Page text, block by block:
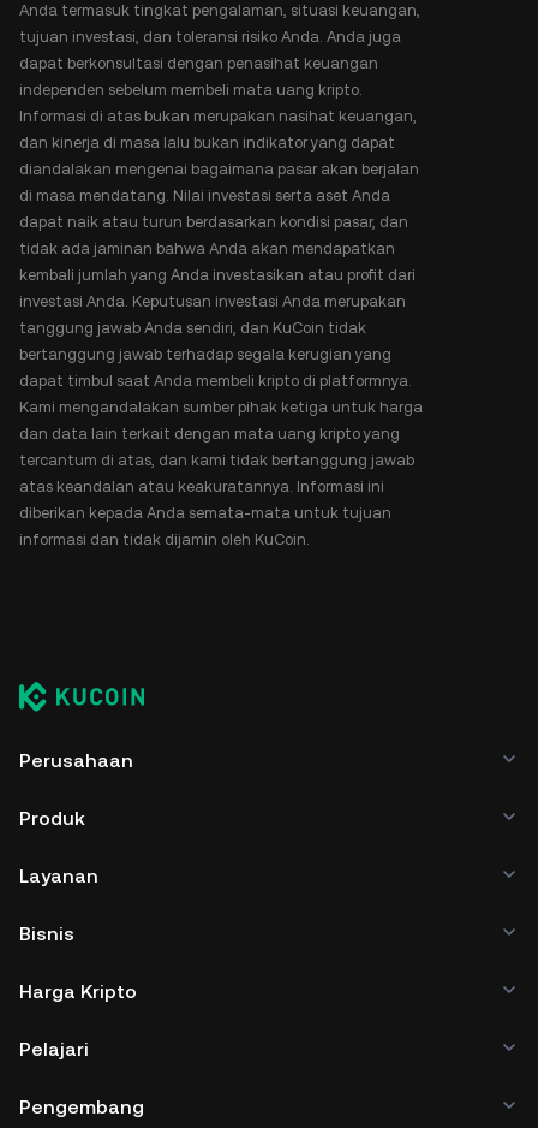
Anda termasuk tingkat pengalaman, situasi keuangan,
tujuan investasi, dan toleransi risiko Anda. Anda juga
dapat berkonsultasi dengan penasihat keuangan
independen sebelum membeli mata uang kripto.
Informasi di atas bukan merupakan nasihat keuangan,
dan kinerja di masa lalu bukan indikator yang dapat
diandalakan mengenai bagaimana pasar akan berjalan
di masa mendatang. Nilai investasi serta aset Anda
dapat naik atau turun berdasarkan kondisi pasar, dan
tidak ada jaminan bahwa Anda akan mendapatkan
kembali jumlah yang Anda investasikan atau profit dari
investasi Anda. Keputusan investasi Anda merupakan
tanggung jawab Anda sendiri, dan KuCoin tidak
bertanggung jawab terhadap segala kerugian yang
dapat timbul saat Anda membeli kripto di platformnya.
Kami mengandalakan sumber pihak ketiga untuk harga
dan data lain terkait dengan mata uang kripto yang
tercantum di atas, dan kami tidak bertanggung jawab
atas keandalan atau keakuratannya. Informasi ini
diberikan kepada Anda semata-mata untuk tujuan
informasi dan tidak dijamin oleh KuCoin.
Perusahaan
Produk
Layanan
Bisnis
Harga Kripto
Pelajari
Pengembang